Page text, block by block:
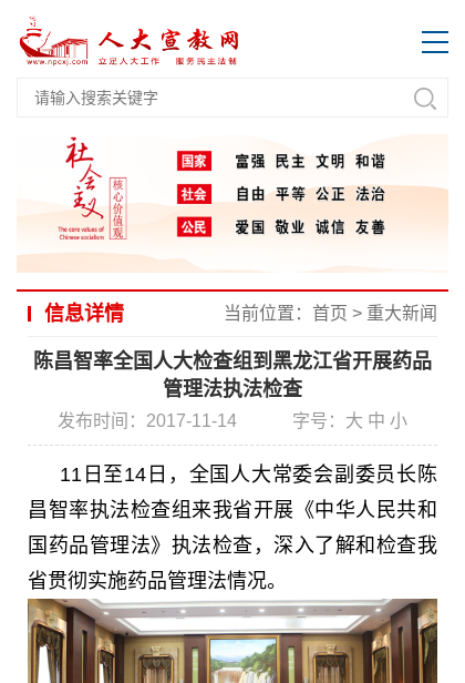
信息详情 当前位置： 首页 > 重大新闻
陈昌智率全国人大检查组到黑龙江省开展药品
管理法执法检查
发布时间：2017-11-14 字号： 大 中 小
11日至14日，全国人大常委会副委员长陈
昌智率执法检查组来我省开展《中华人民共和
国药品管理法》执法检查，深入了解和检查我
省贯彻实施药品管理法情况。